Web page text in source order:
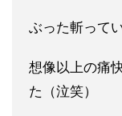
ぶった斬って
想像以上の痛
た（泣笑）